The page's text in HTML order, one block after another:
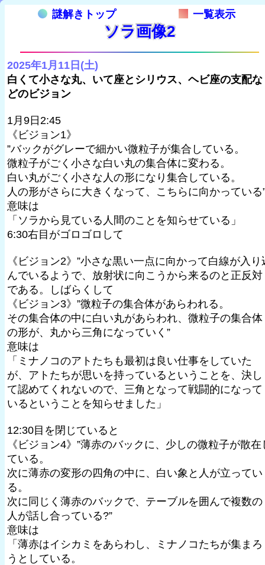
謎解きトップ 一覧表示
ソラ画像2
2025年1月11日(土)
白くて小さな丸、いて座とシリウス、ヘビ座の支配な
どのビジョン
1月9日2:45
《ビジョン1》
”バックがグレーで細かい微粒子が集合している。
微粒子がごく小さな白い丸の集合体に変わる。
白い丸がごく小さな人の形になり集合している。
人の形がさらに大きくなって、こちらに向かっている
意味は
「ソラから見ている人間のことを知らせている」
6:30右目がゴロゴロして
《ビジョン2》”小さな黒い一点に向かって白線が入り
んでいるようで、放射状に向こうから来るのと正反対
である。しばらくして
《ビジョン3》”微粒子の集合体があらわれる。
その集合体の中に白い丸があらわれ、微粒子の集合体
の形が、丸から三角になっていく”
意味は
「ミナノコのアトたちも最初は良い仕事をしていた
が、アトたちが思いを持っているということを、決し
て認めてくれないので、三角となって戦闘的になって
いるということを知らせました」
12:30目を閉じていると
《ビジョン4》”薄赤のバックに、少しの微粒子が散在
ている。
次に薄赤の変形の四角の中に、白い象と人が立ってい
る。
次に同じく薄赤のバックで、テーブルを囲んで複数の
人が話し合っている?”
意味は
「薄赤はイシカミをあらわし、ミナノコたちが集まろ
うとしている。